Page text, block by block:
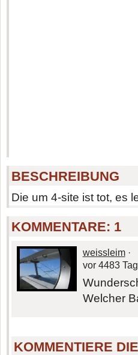
BESCHREIBUNG
Die um 4-site ist tot, es
KOMMENTARE: 1
weissleim·
vor 4483
Welcher
KOMMENTIERE